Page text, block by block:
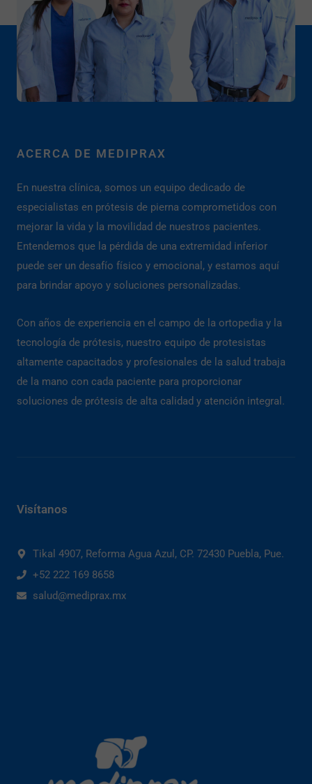
ACERCA DE MEDIPRAX
En nuestra clínica, somos un equipo dedicado de
especialistas en prótesis de pierna comprometidos con
mejorar la vida y la movilidad de nuestros pacientes.
Entendemos que la pérdida de una extremidad inferior
puede ser un desafío físico y emocional, y estamos aquí
para brindar apoyo y soluciones personalizadas.
Con años de experiencia en el campo de la ortopedia y la
tecnología de prótesis, nuestro equipo de protesistas
altamente capacitados y profesionales de la salud trabaja
de la mano con cada paciente para proporcionar
soluciones de prótesis de alta calidad y atención integral.
Visítanos
Tikal 4907, Reforma Agua Azul, CP. 72430 Puebla, Pue.
+52 222 169 8658
salud@mediprax.mx